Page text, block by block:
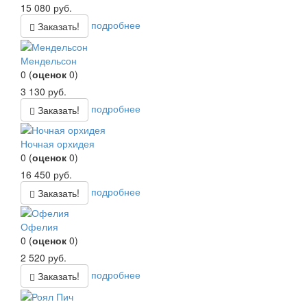
15 080 руб.
Заказать!
подробнее
Мендельсон
0 (оценок 0)
3 130 руб.
Заказать!
подробнее
Ночная орхидея
0 (оценок 0)
16 450 руб.
Заказать!
подробнее
Офелия
0 (оценок 0)
2 520 руб.
Заказать!
подробнее